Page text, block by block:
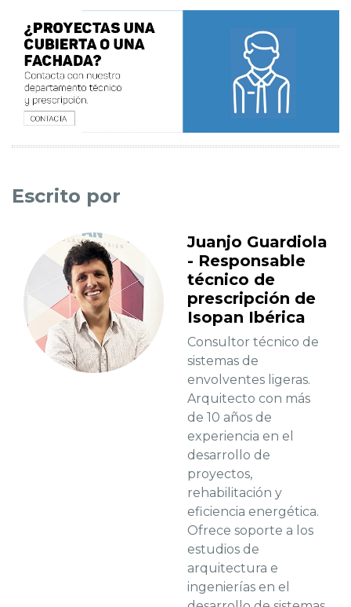
Escrito por
Juanjo Guardiola
- Responsable
técnico de
prescripción de
Isopan Ibérica
Consultor técnico de
sistemas de
envolventes ligeras.
Arquitecto con más
de 10 años de
experiencia en el
desarrollo de
proyectos,
rehabilitación y
eficiencia energética.
Ofrece soporte a los
estudios de
arquitectura e
ingenierías en el